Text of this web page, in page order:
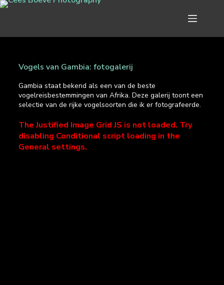
Vogels van Gambia: fotogalerij
Gambia staat bekend als een van de beste
vogelreisbestemmingen van Afrika. Deze galerij toont een
selectie van de rijke vogelsoorten die ik er fotografeerde.
The Justified Image Grid JS is not loaded. Try
disabling Conditional script loading in the
General settings.